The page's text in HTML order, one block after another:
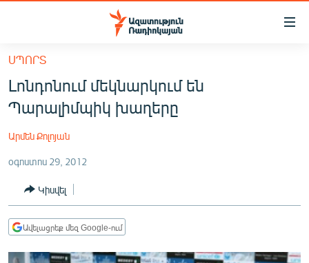
Մատչելիության
հիմնական
բովանդակությանը
Անցնել
հիմնական
մենյուին
ՀԱՅԱՍՏԱՆ
ՔԱՂԱՔԱԿԱՆ
ԸՆՏՐՈՒԹՅՈՒՆՆԵՐ 2026
ԻՐԱՎՈՒՆՔ
ՀԱՍԱՐԱԿՈՒԹՅՈՒՆ
ՏՆՏԵՍՈՒԹՅՈՒՆ
ՍՊՈՐՏ
Լոնդոնում մեկնարկում են
Պարալիմպիկ խաղերը
Արմեն Քոլոյան
օգոստոս 29, 2012
Կիսվել
Ավելացրեք մեզ Google-ում